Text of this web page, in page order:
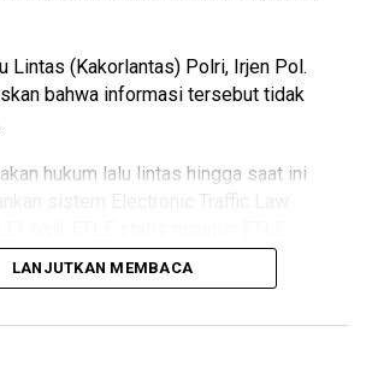
Lintas (Kakorlantas) Polri, Irjen Pol.
bahwa informasi tersebut tidak
hukum lalu lintas hingga saat ini
menyebutkan adanya kebijakan
tilang manual secara menyeluruh
LANJUTKAN MEMBACA